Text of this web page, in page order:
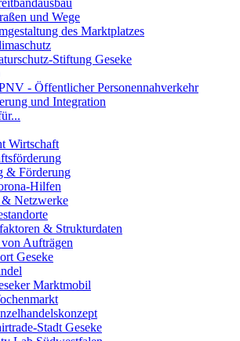
und Wege
des Marktplatzes
Stiftung Geseke
- Öffentlicher Personennahverkehr
und Integration
Wirtschaft
& Förderung
Hilfen
& Netzwerke
& Strukturdaten
Aufträgen
Geseke
Marktmobil
Stadt Geseke